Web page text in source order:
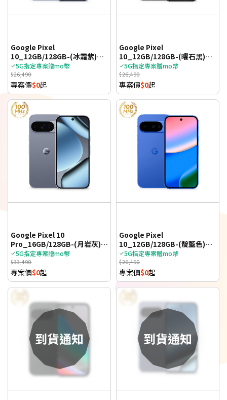
Google Pixel
10_12GB/128GB-(冰霜紫)
(5G)
5G指定專案贈mo幣
$26,490
專案價$0起
Google Pixel
10_12GB/128GB-(曜石黑)
(5G)
5G指定專案贈mo幣
$26,490
專案價$0起
Google Pixel 10
Pro_16GB/128GB-(月岩灰)
(5G)
5G指定專案贈mo幣
$33,490
專案價$0起
Google Pixel
10_12GB/128GB-(靛藍色)
(5G)
5G指定專案贈mo幣
$26,490
專案價$0起